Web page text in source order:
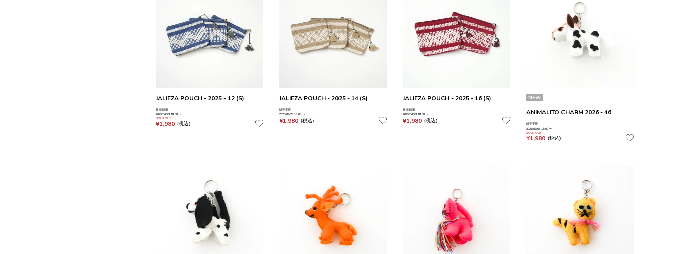
JALIEZA POUCH - 2025 - 12 (S)
販売期間
2025/04/23 18:00 〜
SOLD OUT
¥1,980 税込
JALIEZA POUCH - 2025 - 14 (S)
販売期間
2025/04/23 18:00 〜
¥1,980 税込
JALIEZA POUCH - 2025 - 16 (S)
販売期間
2025/04/23 18:00 〜
¥1,980 税込
NEW
ANIMALITO CHARM 2026 - 46
販売期間
2026/07/06 18:00 〜
SOLD OUT
¥1,980 税込